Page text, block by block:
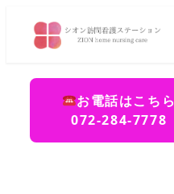
お電話はこちら
072-284-7778